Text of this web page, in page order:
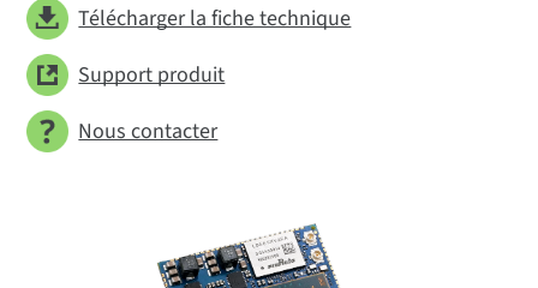
Télécharger la fiche technique
Support produit
Nous contacter